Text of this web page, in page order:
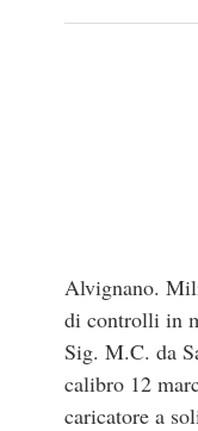
Alvignano.
di controlli in
Sig. M.C. da
calibro 12
caricatore a